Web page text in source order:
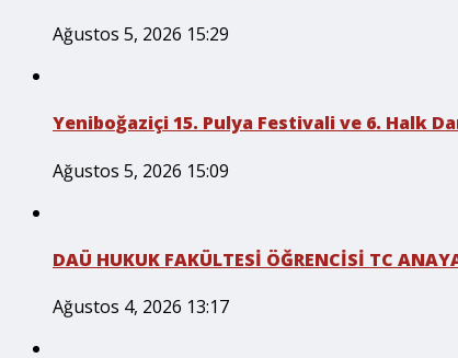
Ağustos 5, 2026 15:29
Yeniboğaziçi 15. Pulya Festivali ve 6. Halk
Ağustos 5, 2026 15:09
DAÜ HUKUK FAKÜLTESİ ÖĞRENCİSİ TC
Ağustos 4, 2026 13:17